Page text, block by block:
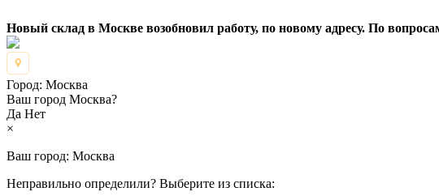
Новый склад в Москве возобновил работу, по новому адресу. По
Город: Москва
Ваш город Москва?
Да Нет
×
Ваш город: Москва
Неправильно определили? Выберите из списка: